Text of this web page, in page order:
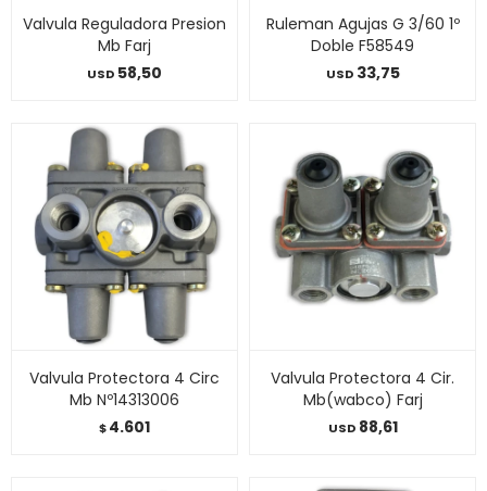
Valvula Reguladora Presion
Mb Farj
USD 58,50
Ruleman Agujas G 3/60 1º
Doble F58549
USD 33,75
Valvula Protectora 4 Circ
Mb Nº14313006
$4.601
Valvula Protectora 4 Cir.
Mb(wabco) Farj
USD 88,61